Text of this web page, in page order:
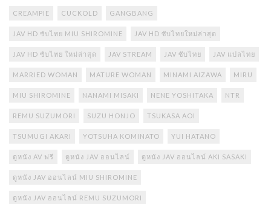
CREAMPIE CUCKOLD GANGBANG
JAV HD ซับไทย MIU SHIROMINE JAV HD ซับไทยใหม่ล่าสุด
JAV HD ซับไทย ใหม่ล่าสุด JAV STREAM JAV ซับไทย JAV แปลไทย
MARRIED WOMAN MATURE WOMAN MINAMI AIZAWA MIRU
MIU SHIROMINE NANAMI MISAKI NENE YOSHITAKA NTR
REMU SUZUMORI SUZU HONJO TSUKASA AOI
TSUMUGI AKARI YOTSUHA KOMINATO YUI HATANO
ดูหนัง AV ฟรี ดูหนัง JAV ออนไลน์ ดูหนัง JAV ออนไลน์ AKI SASAKI
ดูหนัง JAV ออนไลน์ MIU SHIROMINE
ดูหนัง JAV ออนไลน์ REMU SUZUMORI